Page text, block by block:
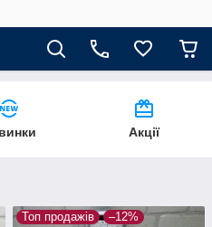
Акції
Топ продажів –12%